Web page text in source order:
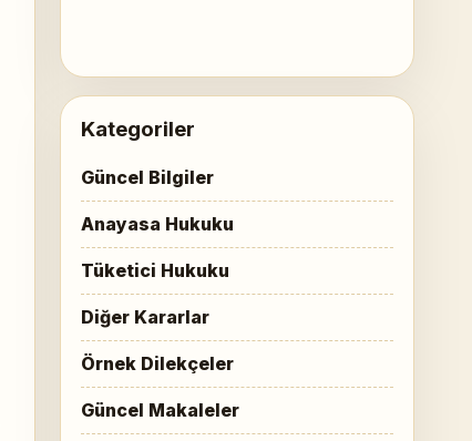
Kategoriler
Güncel Bilgiler
Anayasa Hukuku
Tüketici Hukuku
Diğer Kararlar
Örnek Dilekçeler
Güncel Makaleler